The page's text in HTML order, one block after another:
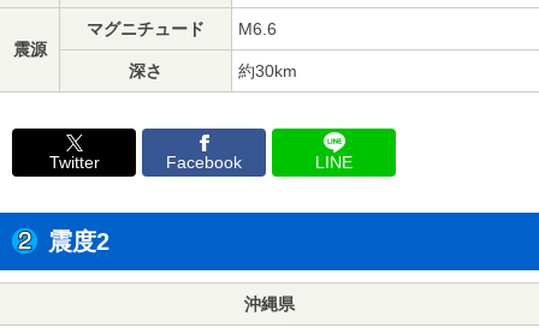
震源
マグニチュード M6.6
深さ 約30km
Twitter Facebook LINE
震度2
沖縄県